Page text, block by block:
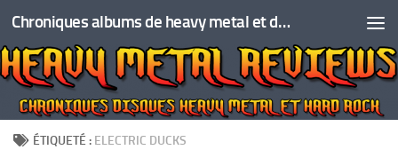
Skip to content Chroniques albums de heavy metal et de hard rock
ÉTIQUETÉ : ELECTRIC DUCKS